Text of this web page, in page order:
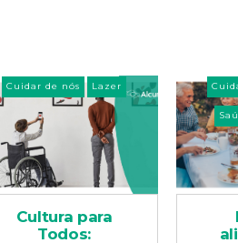
Cuidar de nós Lazer
Cultura para
Todos: